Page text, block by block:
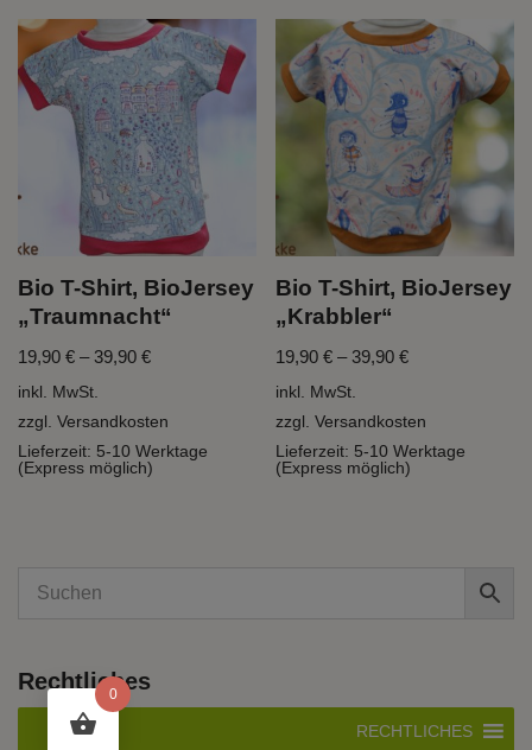
Bio T-Shirt, BioJersey
„Traumnacht“
19,90 € –39,90 €
inkl. MwSt.
zzgl. Versandkosten
Lieferzeit: 5-10 Werktage
(Express möglich)
Bio T-Shirt, BioJersey
„Krabbler“
19,90€ –39,90€
inkl. MwSt.
zzgl.Versandkosten
Lieferzeit: 5-10 Werktage
(Express möglich)
Rechtliches
RECHTLICHES
0